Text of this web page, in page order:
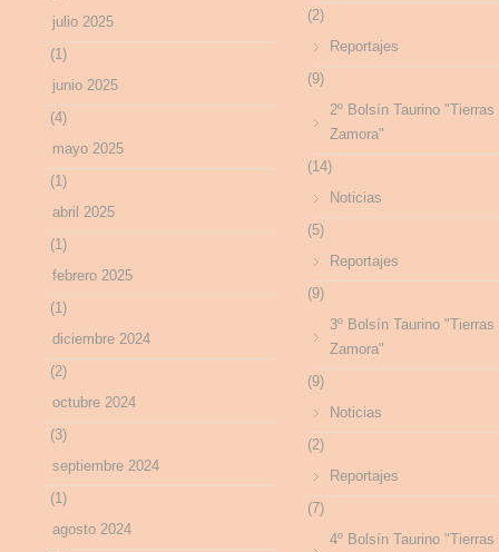
julio 2025
(1)
junio 2025
(4)
mayo 2025
(1)
abril 2025
(1)
febrero 2025
(1)
diciembre 2024
(2)
octubre 2024
(3)
septiembre 2024
(1)
agosto 2024
(2)
Reportajes
(9)
2º Bolsín Taurino "Tierras
Zamora"
(14)
Noticias
(5)
Reportajes
(9)
3º Bolsín Taurino "Tierras
Zamora"
(9)
Noticias
(2)
Reportajes
(7)
4º Bolsín Taurino "Tierras